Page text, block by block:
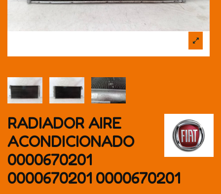
RADIADOR AIRE
ACONDICIONADO
0000670201
0000670201 0000670201